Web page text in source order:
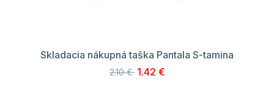
Skladacia nákupná taška Pantala S-tamina
2.10 € 1.42 €